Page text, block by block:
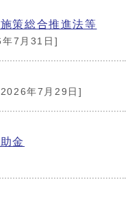
策総合推進法等
7月31日]
年7月29日]
金